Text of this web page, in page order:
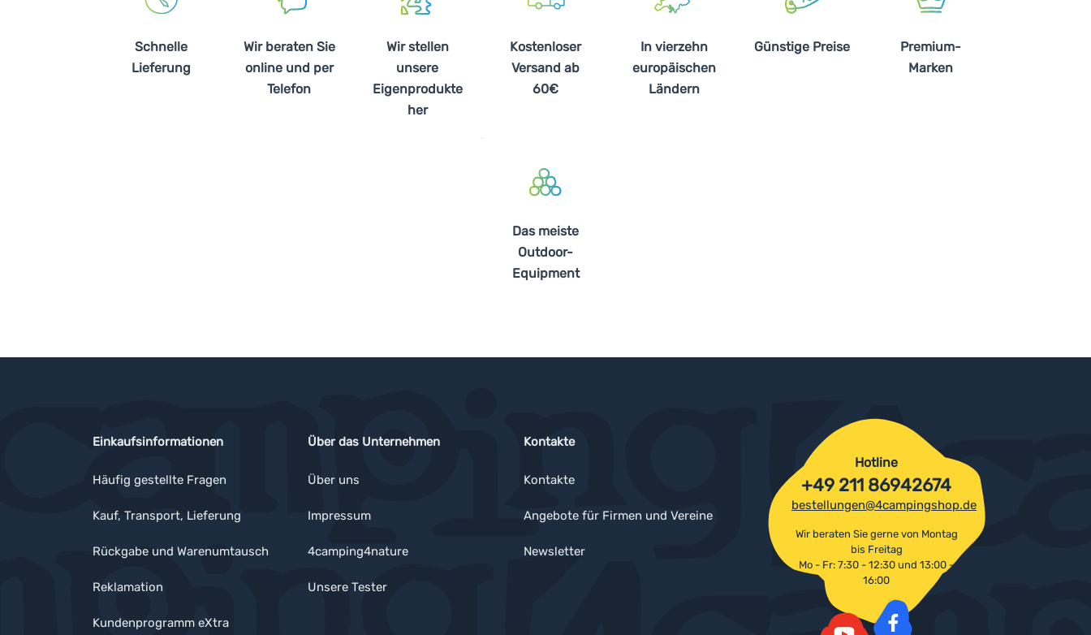
Schnelle
Lieferung
Wir beraten Sie
online und per
Telefon
Wir stellen
unsere
Eigenprodukte
her
Kostenloser
Versand ab
60€
In vierzehn
europäischen
Ländern
Günstige Preise
Premium-
Marken
Das meiste
Outdoor-
Equipment
Einkaufsinformationen
Häufig gestellte Fragen
Kauf, Transport, Lieferung
Rückgabe und Warenumtausch
Reklamation
Kundenprogramm eXtra
Über das Unternehmen
Über uns
Impressum
4camping4nature
Unsere Tester
Kontakte
Kontakte
Angebote für Firmen und Vereine
Newsletter
Hotline
+49 211 86942674
bestellungen@4campingshop.de
Wir beraten Sie gerne von Montag
bis Freitag
Mo - Fr: 7:30 - 12:30 und 13:00 -
16:00